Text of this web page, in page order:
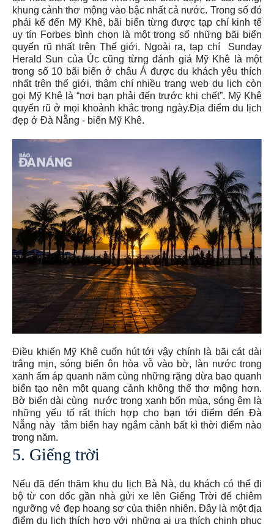
khung cảnh thơ mộng vào bậc nhất cả nước. Trong số đó
phải kể đến Mỹ Khê, bãi biển từng được tạp chí kinh tế
uy tín Forbes bình chọn là một trong số những bãi biển
quyến rũ nhất trên Thế giới. Ngoài ra, tạp chí Sunday
Herald Sun của Úc cũng từng đánh giá Mỹ Khê là một
trong số 10 bãi biển ở châu Á được du khách yêu thích
nhất trên thế giới, thậm chí nhiều trang web du lịch còn
gọi Mỹ Khê là “nơi bạn phải đến trước khi chết”. Mỹ Khê
quyến rũ ở mọi khoảnh khắc trong ngày.Địa điểm du lịch
đẹp ở Đà Nẵng - biển Mỹ Khê.
Điều khiến Mỹ Khê cuốn hút tới vậy chính là bãi cát dài
trắng mịn, sóng biển ôn hòa vỗ vào bờ, làn nước trong
xanh ấm áp quanh năm cùng những rặng dừa bao quanh
biển tạo nên một quang cảnh không thể thơ mộng hơn.
Bờ biển dài cùng nước trong xanh bốn mùa, sóng êm là
những yếu tố rất thích hợp cho bạn tới điểm đến Đà
Nẵng này tắm biển hay ngắm cảnh bất kì thời điểm nào
trong năm.
5. Giếng trời
Nếu đã đến thăm khu du lịch Bà Nà, du khách có thể đi
bộ từ con dốc gần nhà gửi xe lên Giếng Trời để chiêm
ngưỡng vẻ đẹp hoang sơ của thiên nhiên. Đây là một địa
điểm du lịch thích hợp với những ai ưa thích chinh phục